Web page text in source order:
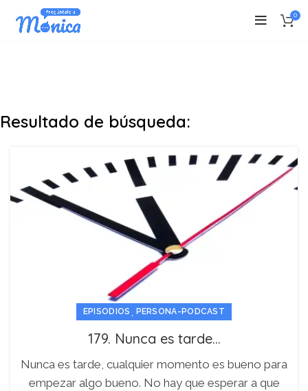
0
Resultado de búsqueda:
EPISODIOS , PERSONA-PODCAST
179. Nunca es tarde…
Nunca es tarde, cualquier momento es bueno para
empezar algo bueno. No hay que esperar a que